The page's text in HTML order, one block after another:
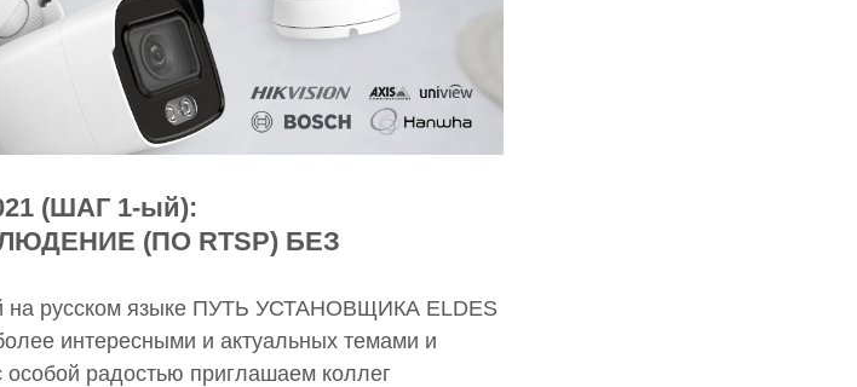
(ШАГ 1-ый):
(ПО RTSP) БЕЗ
на русском языке ПУТЬ УСТАНОВЩИКА ELDES
интересными и актуальных темами и
особой радостью приглашаем коллег